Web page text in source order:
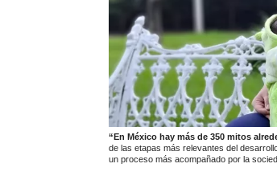
“En México hay más de 350 mitos
de las etapas más relevantes del
un proceso más acompañado por la